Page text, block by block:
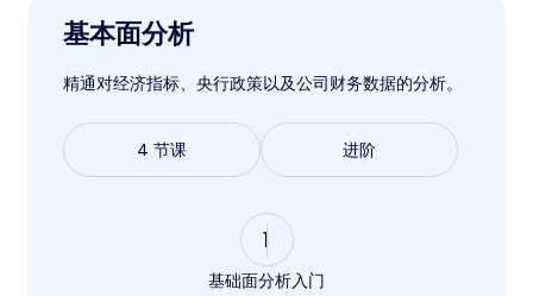
基本面分析
精通对经济指标、央行政策以及公司财务数据的分析。
4 节课 进阶
1
基础面分析入门